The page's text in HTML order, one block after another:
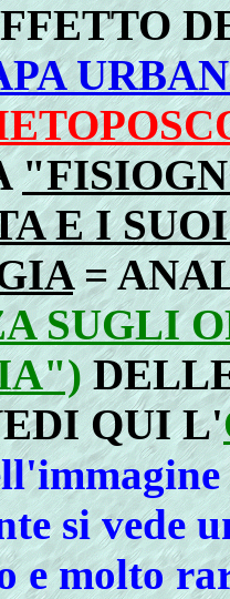
E I
=
SUGLI
QUI L'
si vede
e molto